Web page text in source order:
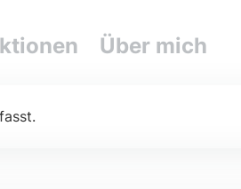
Über mich